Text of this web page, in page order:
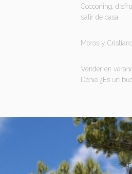
Cocooning,
salir de casa
Moros y
Vender en
Dénia ¿Es un